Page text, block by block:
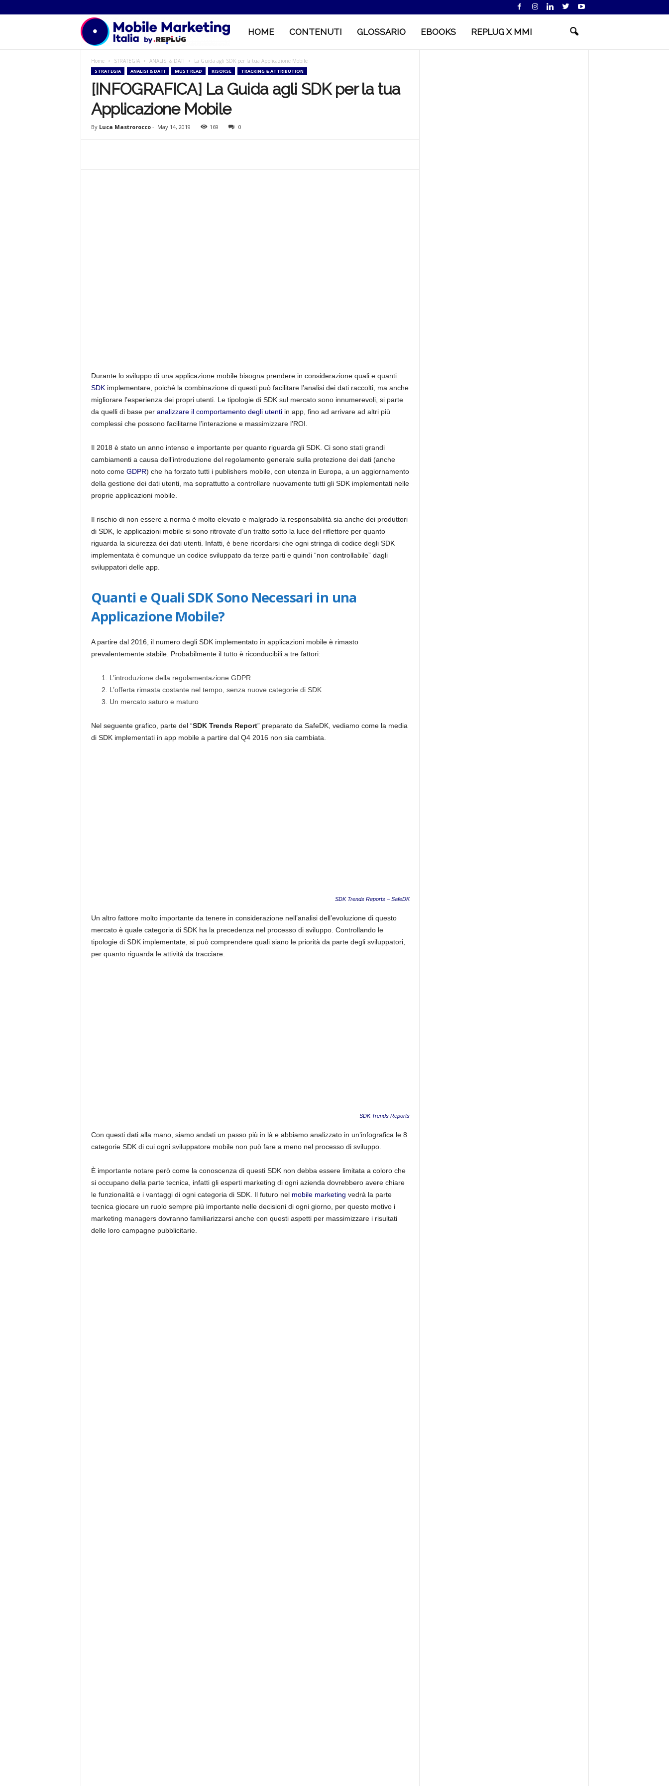
o
l
e
t
i
n
g
I
i
a
HOME CONTENUTI GLOSSARIO EBOOKS REPLUG X MMI
Home STRATEGIA ANALISI & DATI La Guida agli SDK per la tua Applicazione Mobile
STRATEGIA ANALISI & DATI MUST READ RISORSE TRACKING & ATTRIBUTION
[INFOGRAFICA] La Guida agli SDK per la tua
Applicazione Mobile
By Luca Mastrorocco- May 14, 2019 169 0
Durante lo sviluppo di una applicazione mobile bisogna prendere in considerazione quali e quanti
SDKimplementare, poiché la combinazione di questi può facilitare l’analisi dei dati raccolti, ma anche
migliorare l’esperienza dei propri utenti. Le tipologie di SDK sul mercato sono innumerevoli, si parte
da quelli di base per analizzare il comportamento degli utentiin app, fino ad arrivare ad altri più
complessi che possono facilitarne l’interazione e massimizzare l’ROI.
Il 2018 è stato un anno intenso e importante per quanto riguarda gli SDK. Ci sono stati grandi
cambiamenti a causa dell’introduzione del regolamento generale sulla protezione dei dati (anche
noto come GDPR) che ha forzato tutti i publishers mobile, con utenza in Europa, a un aggiornamento
della gestione dei dati utenti, ma soprattutto a controllare nuovamente tutti gli SDK implementati nelle
proprie applicazioni mobile.
Il rischio di non essere a norma è molto elevato e malgrado la responsabilità sia anche dei produttori
di SDK, le applicazioni mobile si sono ritrovate d’un tratto sotto la luce del riflettore per quanto
riguarda la sicurezza dei dati utenti. Infatti, è bene ricordarsi che ogni stringa di codice degli SDK
implementata è comunque un codice sviluppato da terze parti e quindi “non controllabile” dagli
sviluppatori delle app.
Quanti e Quali SDK Sono Necessari in una
Applicazione Mobile?
A partire dal 2016, il numero degli SDK implementato in applicazioni mobile è rimasto
prevalentemente stabile. Probabilmente il tutto è riconducibili a tre fattori:
L’introduzione della regolamentazione GDPR
L’offerta rimasta costante nel tempo, senza nuove categorie di SDK
Un mercato saturo e maturo
Nel seguente grafico, parte del “SDK Trends Report” preparato da SafeDK, vediamo come la media
di SDK implementati in app mobile a partire dal Q4 2016 non sia cambiata.
SDK Trends Reports – SafeDK
Un altro fattore molto importante da tenere in considerazione nell’analisi dell’evoluzione di questo
mercato è quale categoria di SDK ha la precedenza nel processo di sviluppo. Controllando le
tipologie di SDK implementate, si può comprendere quali siano le priorità da parte degli sviluppatori,
per quanto riguarda le attività da tracciare.
SDK Trends Reports
Con questi dati alla mano, siamo andati un passo più in là e abbiamo analizzato in un’infografica le 8
categorie SDK di cui ogni sviluppatore mobile non può fare a meno nel processo di sviluppo.
È importante notare però come la conoscenza di questi SDK non debba essere limitata a coloro che
si occupano della parte tecnica, infatti gli esperti marketing di ogni azienda dovrebbero avere chiare
le funzionalità e i vantaggi di ogni categoria di SDK. Il futuro nel mobile marketing vedrà la parte
tecnica giocare un ruolo sempre più importante nelle decisioni di ogni giorno, per questo motivo i
marketing managers dovranno familiarizzarsi anche con questi aspetti per massimizzare i risultati
delle loro campagne pubblicitarie.